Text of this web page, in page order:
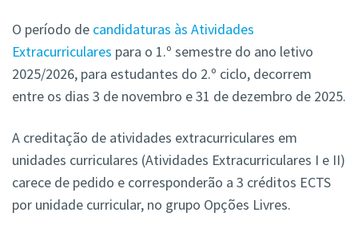
O período de candidaturas às Atividades
Extracurriculares para o 1.º semestre do ano letivo
2025/2026, para estudantes do 2.º ciclo, decorrem
entre os dias 3 de novembro e 31 de dezembro de 2025.
A creditação de atividades extracurriculares em
unidades curriculares (Atividades Extracurriculares I e II)
carece de pedido e corresponderão a 3 créditos ECTS
por unidade curricular, no grupo Opções Livres.